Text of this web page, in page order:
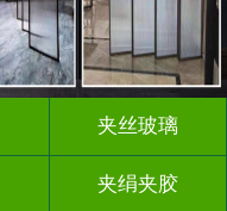
夹丝玻璃
夹绢夹胶